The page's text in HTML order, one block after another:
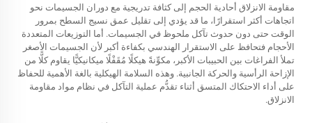
مقاومة الانزلاق أحادية الحجم إلى كثافة تدريجية مع دوران الجسيمات نحو
اتجاهات أكثر استقرارًا، ما قد يؤدي إلى تقليل عمق نسيج السطح بمرور
الوقت حتى دون حدوث تآكل ملحوظ في الجسيمات. أما التوزيعات المتعددة
الأحجام فتحافظ على الاستقرار الهندسي بكفاءة أكبر لأن الجسيمات الأصغر
تملأ الفراغات بين الحبيبات الأكبر، مكوِّنةً هيكلًا مُقَفْلًا ميكانيكيًّا يقاوم كلًّا من
الإزاحة الرأسية والحركة الجانبية. وهذه السلامة الهيكلية بالغة الأهمية للحفاظ
على أداء الاحتكاك المتسق أثناء تقدُّم عملية التآكل في نظام مواد مقاومة
الانزلاق.